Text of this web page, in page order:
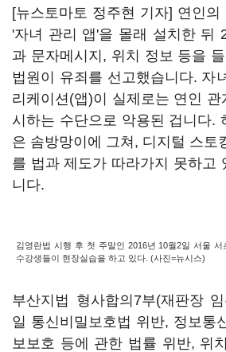
[뉴스토마토 정주현 기자] 연인
'자녀 관리 앱'을 몰래 설치한 뒤
과 문자메시지, 위치 정보 등을
법원이 유죄를 선고했습니다. 자
리케이션(앱)이 실제로는 연인
시하는 수단으로 악용된 겁니다.
은 솜방망이에 그쳐, 디지털 스토
를 법과 제도가 따라가지 못하고
니다.
김영란법 시행 후 첫 주말인 2016년 10월2일 서울
수강생들이 현장실습을 하고 있다. (사진=뉴시스)
부산지법 형사합의7부(재판장
일 통신비밀보호법 위반, 정보통
보보호 등에 관한 법률 위반, 위